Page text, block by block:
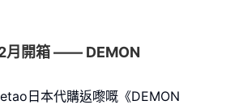
月開箱 —— DEMON
日本代購返嚟嘅《DEMON